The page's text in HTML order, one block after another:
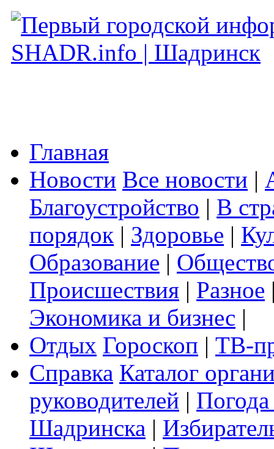
Главная
Новости Все новости |
Благоустройство | В
порядок | Здоровье |
Образование |
Происшествия | Разное
Экономика и бизнес |
Отдых Гороскоп | ТВ-
Справка Каталог
руководителей |
Шадринска |